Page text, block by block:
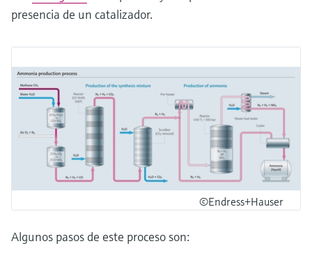
presencia de un catalizador.
©Endress+Hauser
Algunos pasos de este proceso son: